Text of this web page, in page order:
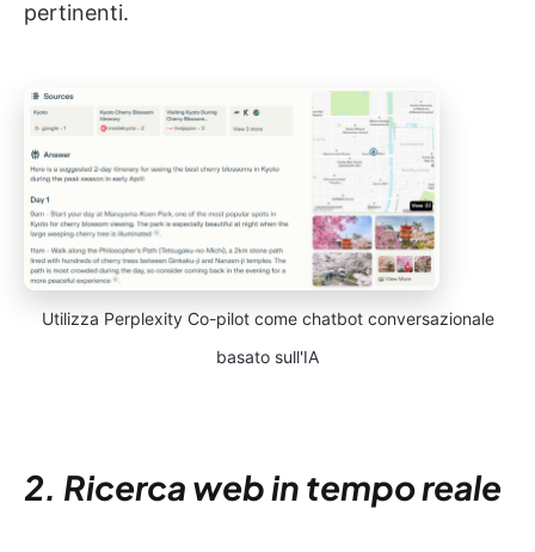
pertinenti.
Utilizza Perplexity Co-pilot come chatbot conversazionale
basato sull'IA
2. Ricerca web in tempo reale